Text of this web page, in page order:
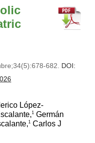
682. DOI:
López-
1 Germán
1 Carlos J